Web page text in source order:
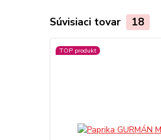
Súvisiaci tovar 18
TOP produkt